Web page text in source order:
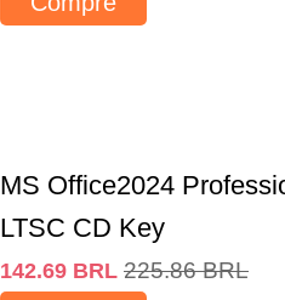
MS Office2024
LTSC CD Key
142.69 BRL 225.86 BRL